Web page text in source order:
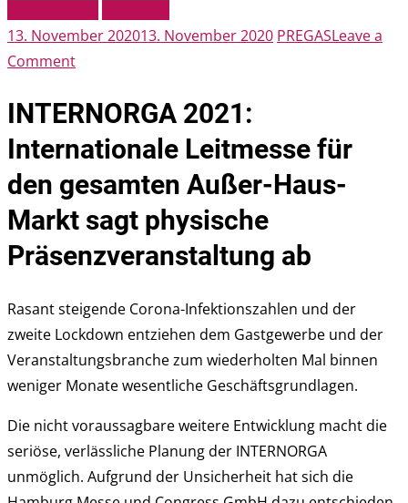
13. November 202013. November 2020 PREGASLeave a
Commenton
der
INTERNORGA
2021
abgesagt!
INTERNORGA 2021:
Internationale Leitmesse für
den gesamten Außer-Haus-
Markt sagt physische
Präsenzveranstaltung ab
Rasant steigende Corona-Infektionszahlen und der
zweite Lockdown entziehen dem Gastgewerbe und der
Veranstaltungsbranche zum wiederholten Mal binnen
weniger Monate wesentliche Geschäftsgrundlagen.
Die nicht voraussagbare weitere Entwicklung macht die
seriöse, verlässliche Planung der INTERNORGA
unmöglich. Aufgrund der Unsicherheit hat sich die